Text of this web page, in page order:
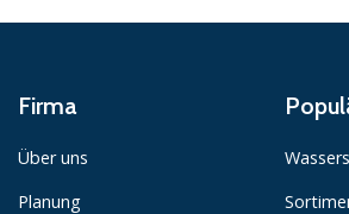
Firma
Über uns
Planung